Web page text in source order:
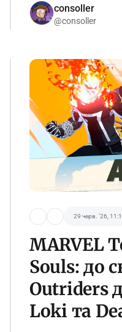
consoller
@consoller
29 черв. '26,
MARVEL
Souls: до
Outriders
Loki та